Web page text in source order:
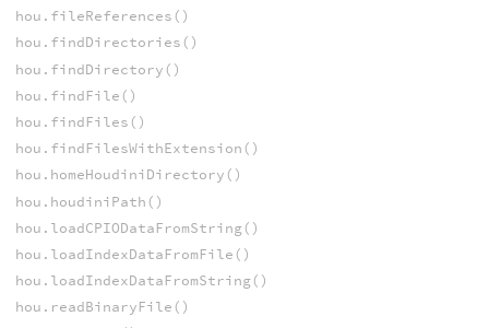
hou.fileReferences()
hou.findDirectories()
hou.findDirectory()
hou.findFile()
hou.findFiles()
hou.findFilesWithExtension()
hou.homeHoudiniDirectory()
hou.houdiniPath()
hou.loadCPIODataFromString()
hou.loadIndexDataFromFile()
hou.loadIndexDataFromString()
hou.readBinaryFile()